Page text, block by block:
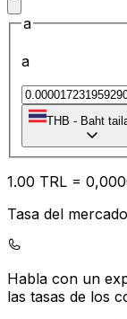
a
a
THB - Baht
1.00 TRL = 0,
Tasa del
Habla con un
las tasas de los